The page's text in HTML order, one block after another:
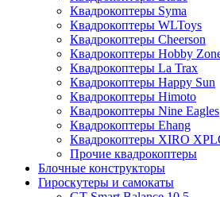
Квадрокоптеры Syma
Квадрокоптеры WLToys
Квадрокоптеры Cheerson
Квадрокоптеры Hobby
Квадрокоптеры La Trax
Квадрокоптеры Happy Sun
Квадрокоптеры Himoto
Квадрокоптеры Nine Eagles
Квадрокоптеры Ehang
Квадрокоптеры XIRO
Прочие квадрокоптеры
Блочные конструкторы
Гироскутеры и самокаты